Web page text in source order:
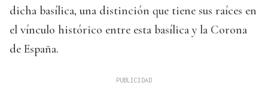
dicha basílica, una distinción que tiene sus raíces en
el vínculo histórico entre esta basílica y la Corona
de España.